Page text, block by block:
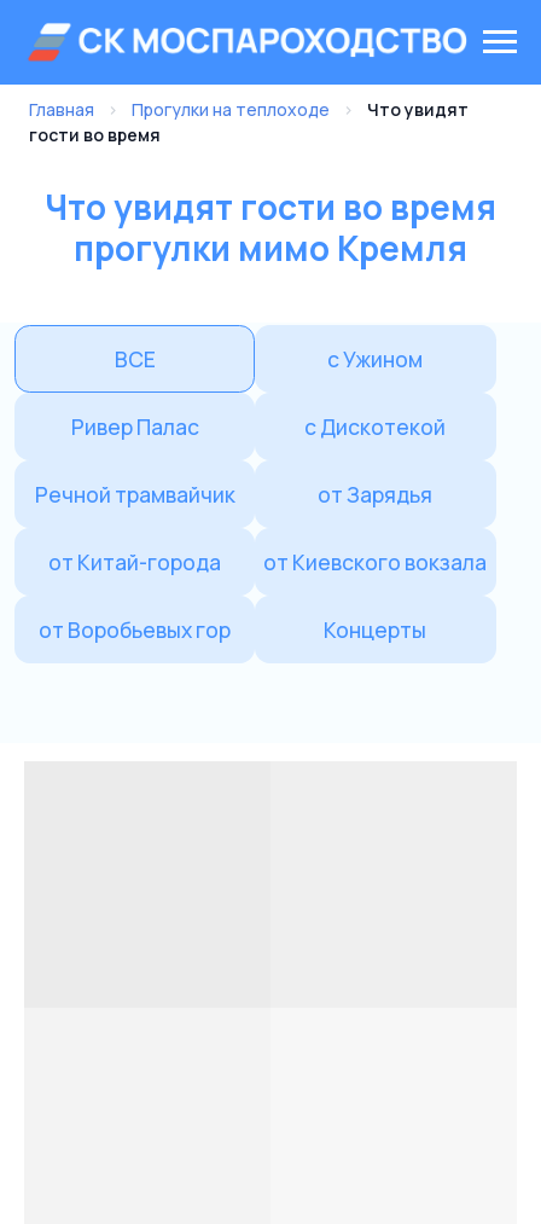
Главная › Прогулки на теплоходе ›
Что увидят
гости во время
Что увидят гости во время
прогулки мимо Кремля
с Дискотекой
Речной трамвайчик от Зарядья
от Киевского вокзала
от Воробьевых гор Концерты